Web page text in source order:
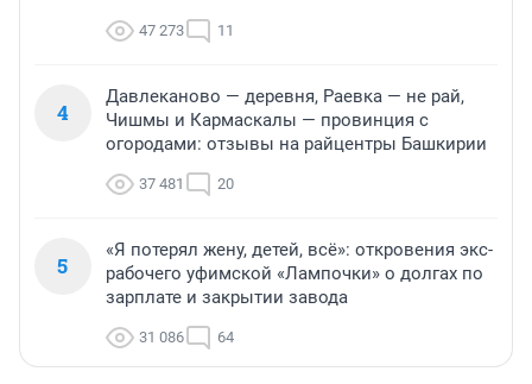
47 273 11
4
Давлеканово — деревня, Раевка — не рай,
Чишмы и Кармаскалы — провинция с
огородами: отзывы на райцентры Башкирии
37 481 20
5
«Я потерял жену, детей, всё»: откровения экс-
рабочего уфимской «Лампочки» о долгах по
зарплате и закрытии завода
31 086 64